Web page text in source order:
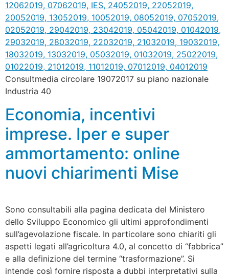
Consultmedia circolare 19072017 su piano nazionale
Industria 40
Economia, incentivi
imprese. Iper e super
ammortamento: online
nuovi chiarimenti Mise
Sono consultabili alla pagina dedicata del Ministero
dello Sviluppo Economico gli ultimi approfondimenti
sull’agevolazione fiscale. In particolare sono chiariti gli
aspetti legati all’agricoltura 4.0, al concetto di “fabbrica”
e alla definizione del termine “trasformazione”. Si
intende così fornire risposta a dubbi interpretativi sulla